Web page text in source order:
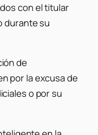
con el titular
durante su
de
por la excusa de
o por su